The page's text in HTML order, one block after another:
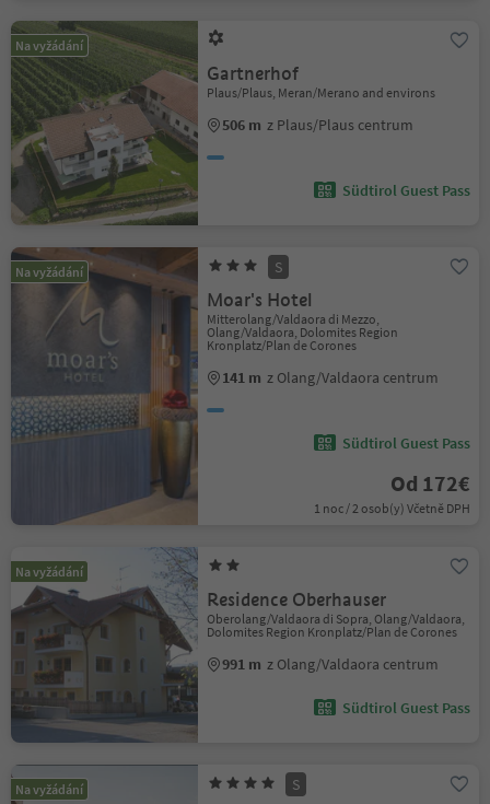
Na vyžádání
Gartnerhof
Plaus/Plaus, Meran/Merano and environs
506 m z Plaus/Plaus centrum
Südtirol Guest Pass
Na vyžádání S
Moar's Hotel
Mitterolang/Valdaora di Mezzo,
Olang/Valdaora, Dolomites Region
Kronplatz/Plan de Corones
141 m z Olang/Valdaora centrum
Südtirol Guest Pass
Od 172€
1 noc / 2 osob(y) Včetně DPH
Na vyžádání
Residence Oberhauser
Oberolang/Valdaora di Sopra, Olang/Valdaora,
Dolomites Region Kronplatz/Plan de Corones
991 m z Olang/Valdaora centrum
Südtirol Guest Pass
Na vyžádání S